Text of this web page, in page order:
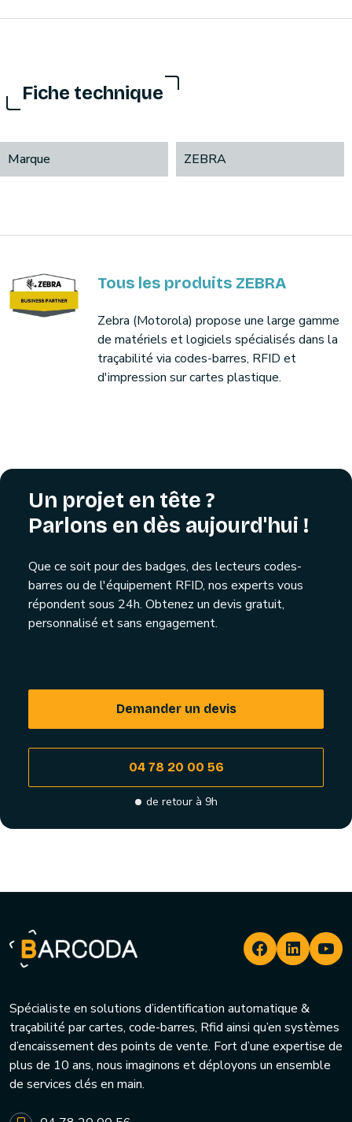
Fiche technique
Marque ZEBRA
Tous les produits ZEBRA
Zebra (Motorola) propose une large gamme
de matériels et logiciels spécialisés dans la
traçabilité via codes-barres, RFID et
d'impression sur cartes plastique.
Un projet en tête ?
Parlons en dès aujourd'hui !
Que ce soit pour des badges, des lecteurs codes-
barres ou de l'équipement RFID, nos experts vous
répondent sous 24h. Obtenez un devis gratuit,
personnalisé et sans engagement.
Demander un devis
04 78 20 00 56
de retour à 9h
Spécialiste en solutions d’identification automatique &
traçabilité par cartes, code-barres, Rfid ainsi qu’en systèmes
d’encaissement des points de vente. Fort d’une expertise de
plus de 10 ans, nous imaginons et déployons un ensemble
de services clés en main.